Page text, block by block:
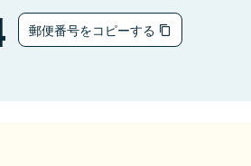
郵便番号をコピーする